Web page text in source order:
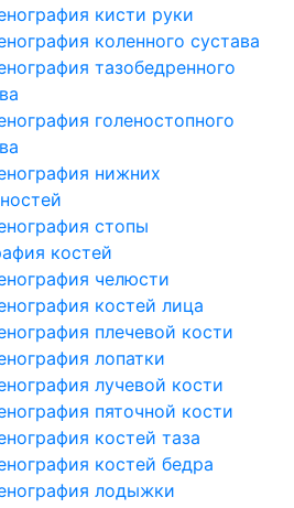
кисти руки
коленного сустава
тазобедренного
голеностопного
нижних
стопы
костей
челюсти
костей лица
плечевой кости
лопатки
лучевой кости
пяточной кости
костей таза
костей бедра
лодыжки